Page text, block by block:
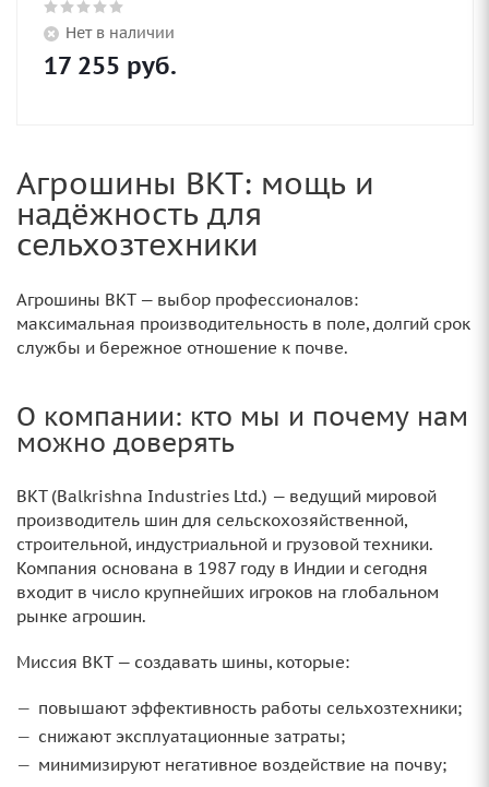
Нет в наличии
17 255 руб.
Агрошины BKT: мощь и
надёжность для
сельхозтехники
Агрошины BKT — выбор профессионалов:
максимальная производительность в поле, долгий срок
службы и бережное отношение к почве.
О компании: кто мы и почему нам
можно доверять
BKT (Balkrishna Industries Ltd.) — ведущий мировой
производитель шин для сельскохозяйственной,
строительной, индустриальной и грузовой техники.
Компания основана в 1987 году в Индии и сегодня
входит в число крупнейших игроков на глобальном
рынке агрошин.
Миссия BKT — создавать шины, которые:
повышают эффективность работы сельхозтехники;
снижают эксплуатационные затраты;
минимизируют негативное воздействие на почву;